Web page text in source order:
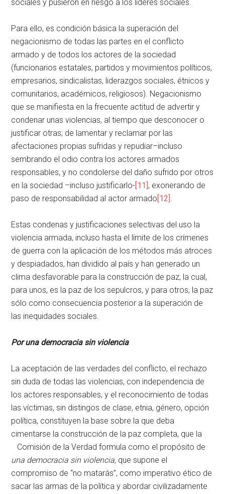
sociales y pusieron en riesgo a los líderes sociales.
Para ello, es condición básica la superación del
negacionismo de todas las partes en el conflicto
armado y de todos los actores de la sociedad
(funcionarios estatales, partidos y movimientos políticos,
empresarios, sindicalistas, liderazgos sociales, étnicos y
comunitarios, académicos, religiosos). Negacionismo
que se manifiesta en la frecuente actitud de advertir y
condenar unas violencias, al tiempo que desconocer o
justificar otras; de lamentar y reclamar por las
afectaciones propias sufridas y repudiar–incluso
sembrando el odio contra los actores armados
responsables, y no condolerse del daño sufrido por otros
en la sociedad –incluso justificarlo- [11] , exonerando de
paso de responsabilidad al actor armado [12] .
Estas condenas y justificaciones selectivas del uso la
violencia armada, incluso hasta el límite de los crímenes
de guerra con la aplicación de los métodos más atroces
y despiadados, han dividido al país y han generado un
clima desfavorable para la construcción de paz, la cual,
para unos, es la paz de los sepulcros, y para otros, la paz
sólo como consecuencia posterior a la superación de
las inequidades sociales.
Por una democracia sin violencia
La aceptación de las verdades del conflicto, el rechazo
sin duda de todas las violencias, con independencia de
los actores responsables, y el reconocimiento de todas
las víctimas, sin distingos de clase, etnia, género, opción
política, constituyen la base sobre la que deba
cimentarse la construcción de la paz completa, que la
Comisión de la Verdad formula como el propósito de
una democracia sin violencia, que supone el
compromiso de “no matarás”, como imperativo ético de
sacar las armas de la política y abordar civilizadamente